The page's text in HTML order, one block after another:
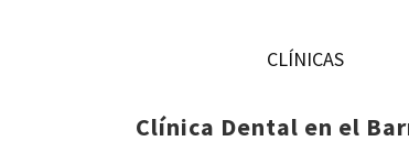
CLÍNICAS
Clínica Dental en el